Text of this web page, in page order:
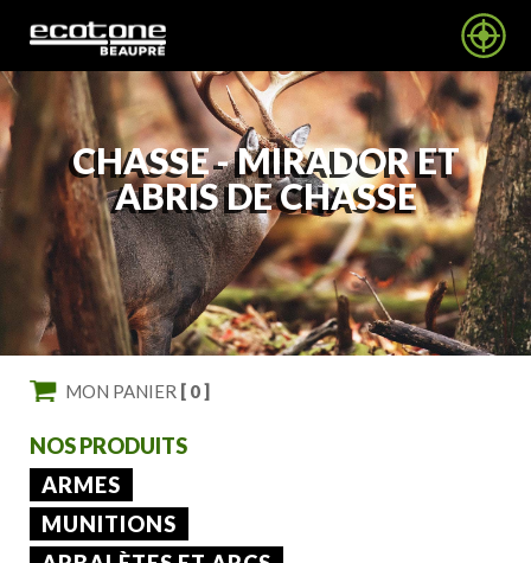
CHASSE -MIRADOR ET
ABRIS DE CHASSE
MON PANIER [ 0 ]
NOS PRODUITS
ARMES
MUNITIONS